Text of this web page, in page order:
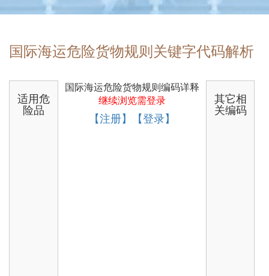
国际海运危险货物规则关键字代码解析
适用危
险品
国际海运危险货物规则编码详释
继续浏览需登录
【注册】【登录】
其它相
关编码